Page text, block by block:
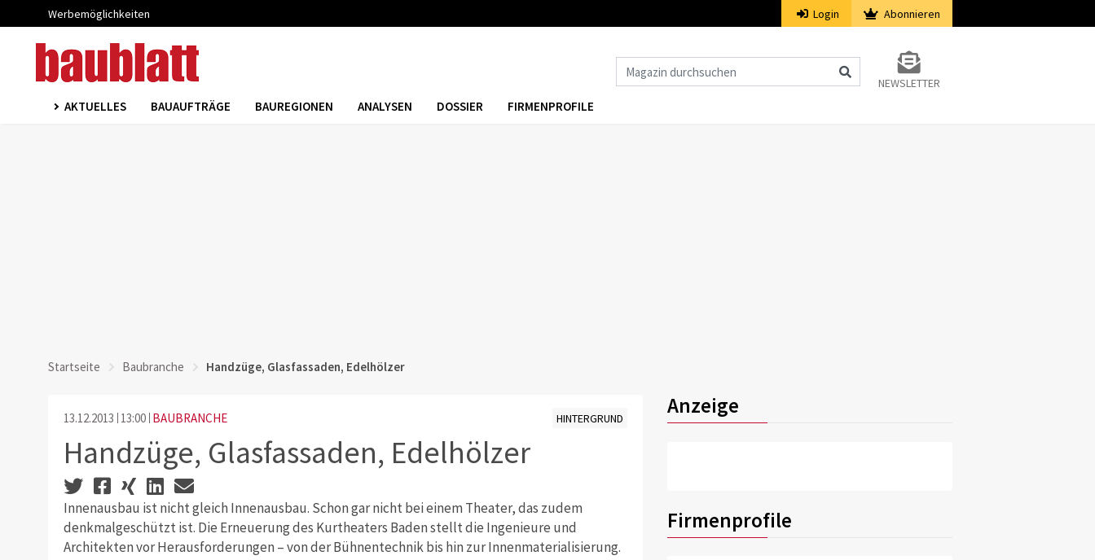
Werbemöglichkeiten Login Abonnieren
NEWSLETTER
AKTUELLES BAUAUFTRÄGE BAUREGIONEN ANALYSEN DOSSIER FIRMENPROFILE
Startseite Baubranche Handzüge, Glasfassaden, Edelhölzer
13.12.2013 13:00 BAUBRANCHE HINTERGRUND
Handzüge, Glasfassaden, Edelhölzer
Innenausbau ist nicht gleich Innenausbau. Schon gar nicht bei einem Theater, das zudem
denkmalgeschützt ist. Die Erneuerung des Kurtheaters Baden stellt die Ingenieure und
Architekten vor Herausforderungen – von der Bühnentechnik bis hin zur Innenmaterialisierung.
Anzeige
Firmenprofile